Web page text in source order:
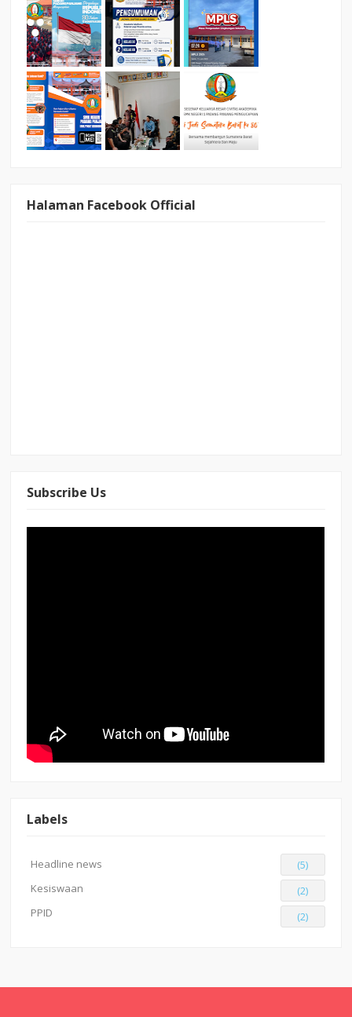
Halaman Facebook Official
Subscribe Us
Labels
Headline news
(5)
Kesiswaan
(2)
PPID
(2)